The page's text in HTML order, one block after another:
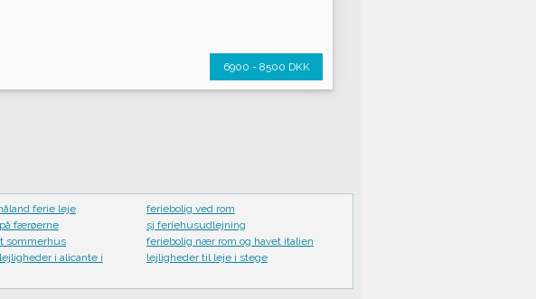
6900 - 8500 DKK
ferie leje
færøerne
sommerhus
i alicante i
feriebolig ved rom
sj feriehusudlejning
feriebolig nær rom og havet italien
lejligheder til leje i stege